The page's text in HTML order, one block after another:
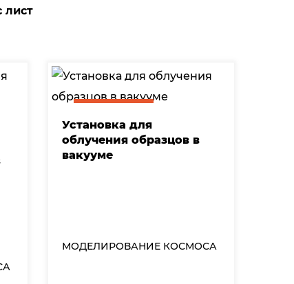
лист
Установка для
облучения образцов в
вакууме
МОДЕЛИРОВАНИЕ КОСМОСА